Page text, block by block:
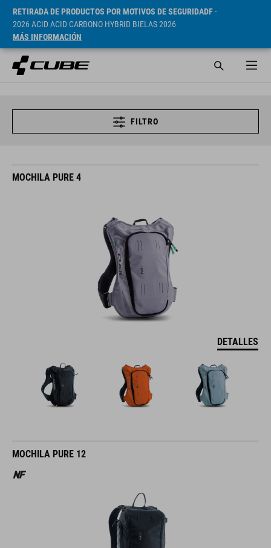
RETIRADA DE PRODUCTOS POR MOTIVOS DE SEGURIDADF-
2026 ACID ACID CARBONO HYBRID BIELAS 2026
MÁS INFORMACIÓN
FILTRO
MOCHILA PURE 4
DETALLES
MOCHILA PURE 12